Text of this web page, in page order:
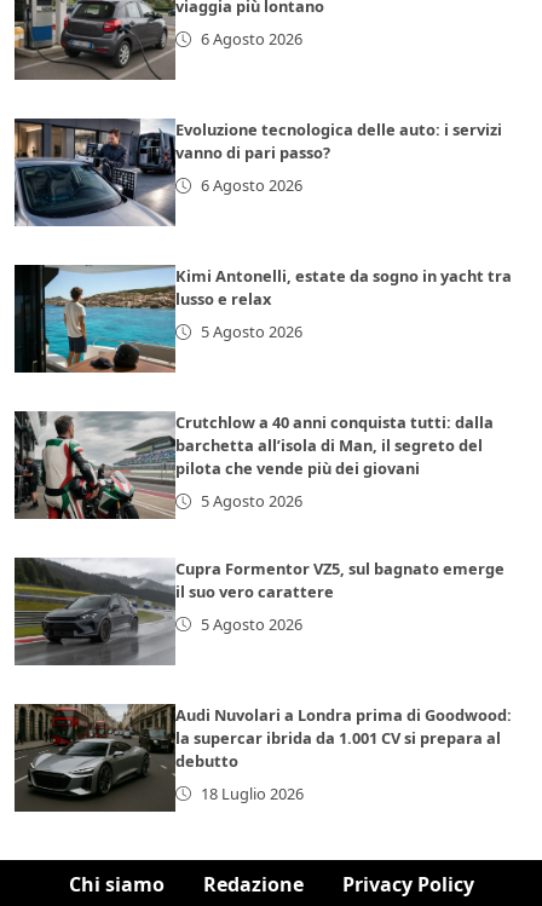
viaggia più lontano
6 Agosto 2026
Evoluzione tecnologica delle auto: i servizi
vanno di pari passo?
6 Agosto 2026
Kimi Antonelli, estate da sogno in yacht tra
lusso e relax
5 Agosto 2026
Crutchlow a 40 anni conquista tutti: dalla
barchetta all’isola di Man, il segreto del
pilota che vende più dei giovani
5 Agosto 2026
Cupra Formentor VZ5, sul bagnato emerge
il suo vero carattere
5 Agosto 2026
Audi Nuvolari a Londra prima di Goodwood:
la supercar ibrida da 1.001 CV si prepara al
debutto
18 Luglio 2026
Chi siamo Redazione Privacy Policy